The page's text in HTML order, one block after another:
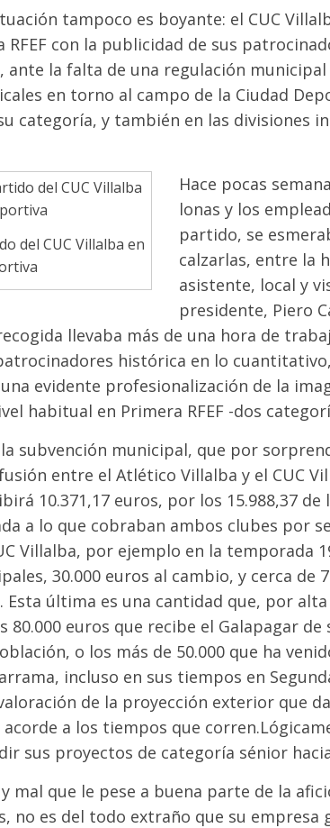
tampoco es boyante: el CUC
con la publicidad de sus
la falta de una regulación
en torno al campo de la Ciudad
categoría, y también en las divisiones
del CUC Villalba en
Hace pocas
lonas y los
partido, se
calzarlas, entre la
asistente, local y
presidente, Piero
llevaba más de una hora de
histórica en lo
evidente profesionalización de la
habitual en Primera RFEF -dos
subvención municipal, que por
entre el Atlético Villalba y el CUC
10.371,17 euros, por los 15.988,37
a lo que cobraban ambos clubes por
Villalba, por ejemplo en la temporada
30.000 euros al cambio, y cerca de
Esta última es una cantidad que, por
euros que recibe el Galapagar
o los más de 50.000 que ha
incluso en sus tiempos en
de la proyección exterior que
a los tiempos que corren.
sus proyectos de categoría sénior
y mal que le pese a buena parte de la
no es del todo extraño que su empresa